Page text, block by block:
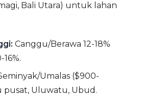
Bali Utara) untuk lahan
Canggu/Berawa 12-18%
Umalas ($900-
pusat, Uluwatu, Ubud.